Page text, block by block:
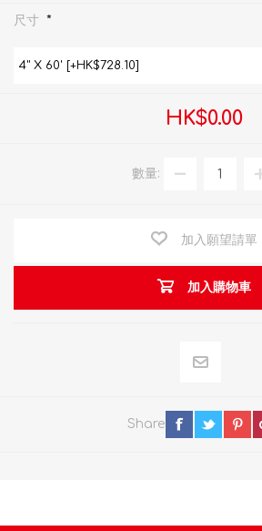
尺寸 *
HK$0.00
數量:
加入願望請單
加入購物車
Share